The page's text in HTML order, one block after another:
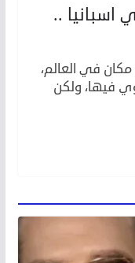
..
في العالم،
فيها، ولكن